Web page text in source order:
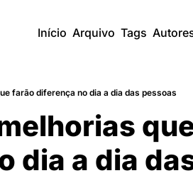
Início Arquivo Tags
farão diferença no dia a dia das pessoas
dia a dia